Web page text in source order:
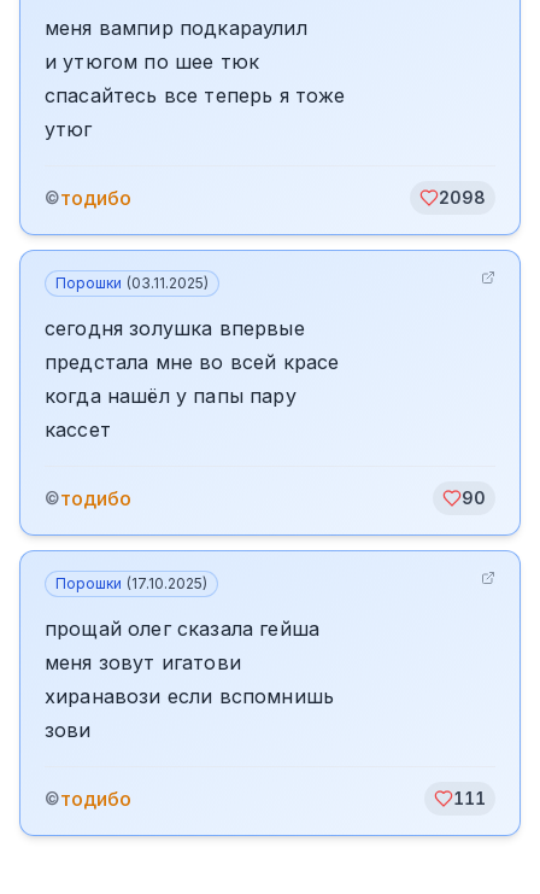
меня вампир подкараулил
и утюгом по шее тюк
спасайтесь все теперь я тоже
утюг
©тодибо 2098
Порошки (03.11.2025)
сегодня золушка впервые
предстала мне во всей красе
когда нашёл у папы пару
кассет
©тодибо 90
Порошки (17.10.2025)
прощай олег сказала гейша
меня зовут игатови
хиранавози если вспомнишь
зови
©тодибо 111